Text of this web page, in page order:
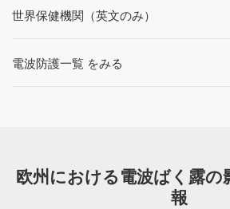
世界保健機関（英文のみ）
電波防護一覧 をみる
欧州における電波ばく露の
報